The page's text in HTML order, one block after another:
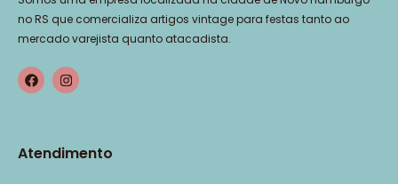
no RS que comercializa artigos vintage para festas tanto ao
mercado varejista quanto atacadista.
Atendimento